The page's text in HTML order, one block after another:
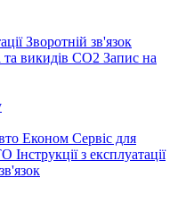
Зворотній зв'язок
та викидів СО2 Запис на
Економ Сервіс для
Інструкції з експлуатації